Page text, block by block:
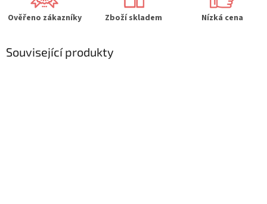
Ověřeno zákazníky Zboží skladem Nízká cena
Související produkty